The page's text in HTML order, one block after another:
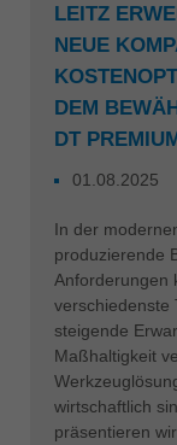
LEITZ
NEUE
DEM
DT
01.08.2025
In der
produzierende
Anforderungen
verschiedenste
steigende
Maßhaltigkeit
wirtschaftlich
präsentieren